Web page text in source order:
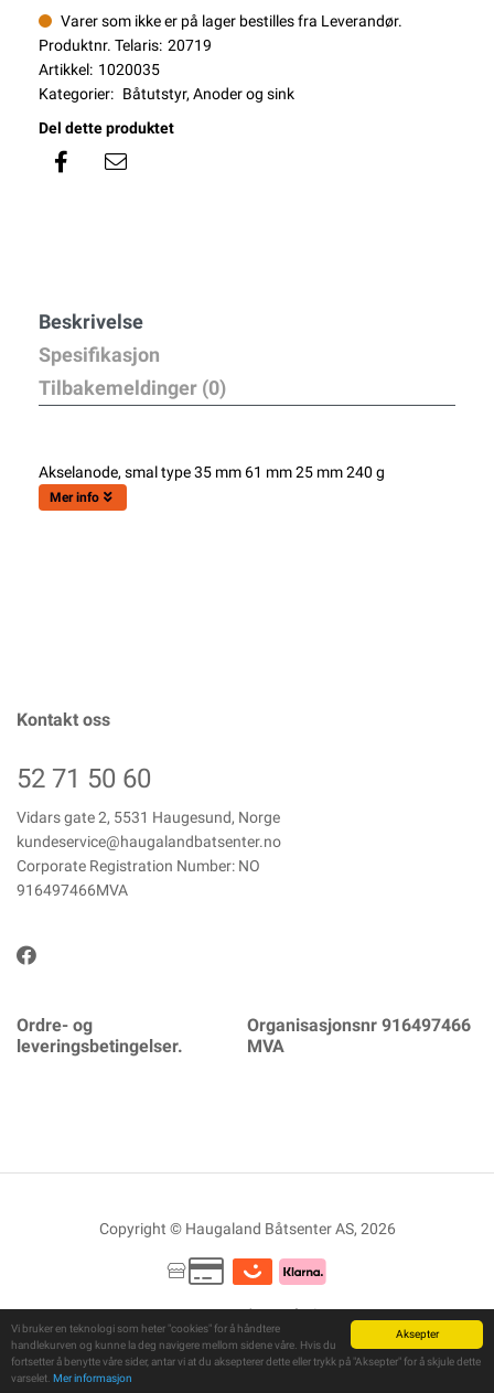
Aksepter
Vi bruker en teknologi som heter "cookies" for å håndtere
handlekurven og kunne la deg navigere mellom sidene våre. Hvis du
fortsetter å benytte våre sider, antar vi at du aksepterer dette eller trykk på "Aksepter" for å skjule dette
varselet. Mer informasjon
Varer som ikke er på lager bestilles fra Leverandør.
Produktnr. Telaris: 20719
Artikkel: 1020035
Kategorier: Båtutstyr, Anoder og sink
Del dette produktet
Beskrivelse
Spesifikasjon
Tilbakemeldinger (0)
Akselanode, smal type 35 mm 61 mm 25 mm 240 g
Mer info
Kontakt oss
52 71 50 60
Vidars gate 2, 5531 Haugesund, Norge
kundeservice@haugalandbatsenter.no
Corporate Registration Number: NO
916497466MVA
Ordre- og
leveringsbetingelser.
Organisasjonsnr 916497466
MVA
Copyright © Haugaland Båtsenter AS, 2026
Powered ByTelaris